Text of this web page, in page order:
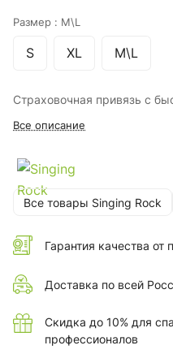
Размер : M\L
S XL M\L
Страховочная привязь с
Все описание
Все товары Singing Rock
Гарантия качества от
Доставка по всей
Скидка до 10% для
профессионалов